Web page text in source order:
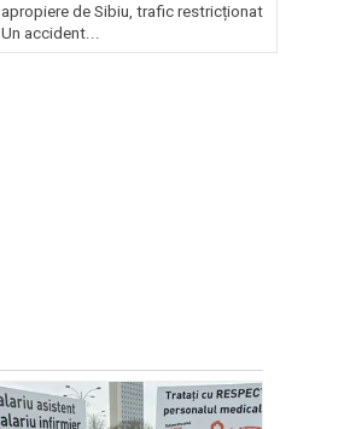
apropiere de Sibiu, trafic restricționat
Un accident...